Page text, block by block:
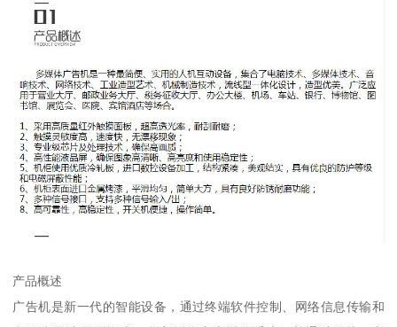
产品概述
广告机是新一代的智能设备，通过终端软件控制、网络信息传输和